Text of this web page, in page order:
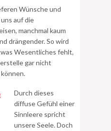
Wünsche und
auf die
manchmal kaum
drängender. So wird
Wesentliches fehlt,
gar nicht
Durch dieses
diffuse Gefühl einer
Sinnleere spricht
unsere Seele. Doch